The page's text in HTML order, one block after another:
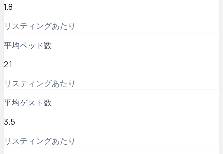
1.8
リスティングあたり
平均ベッド数
2.1
リスティングあたり
平均ゲスト数
3.5
リスティングあたり